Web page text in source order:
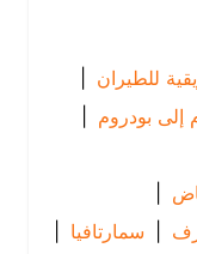
|
|
سمارتافيا
|